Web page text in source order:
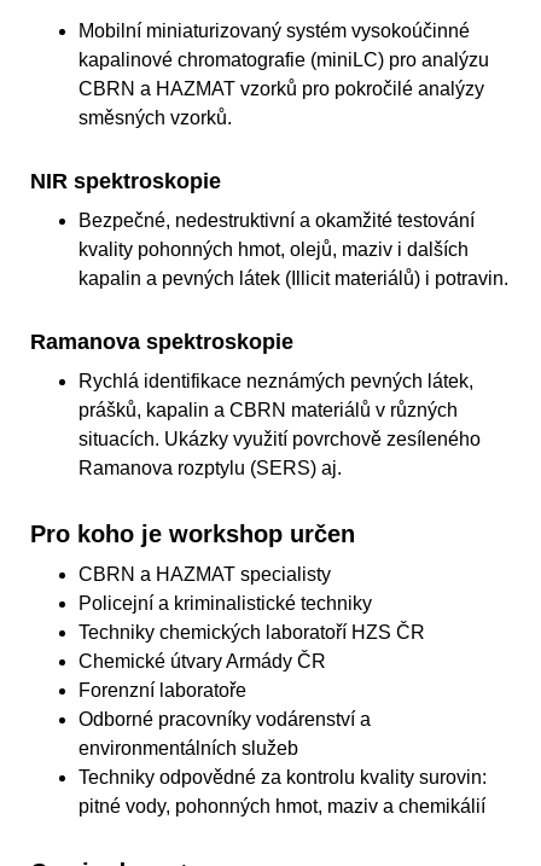
Mobilní miniaturizovaný systém vysokoúčinné
kapalinové chromatografie (miniLC) pro analýzu
CBRN a HAZMAT vzorků pro pokročilé analýzy
směsných vzorků.
NIR spektroskopie
Bezpečné, nedestruktivní a okamžité testování
kvality pohonných hmot, olejů, maziv i dalších
kapalin a pevných látek (Illicit materiálů) i potravin.
Ramanova spektroskopie
Rychlá identifikace neznámých pevných látek,
prášků, kapalin a CBRN materiálů v různých
situacích. Ukázky využití povrchově zesíleného
Ramanova rozptylu (SERS) aj.
Pro koho je workshop určen
CBRN a HAZMAT specialisty
Policejní a kriminalistické techniky
Techniky chemických laboratoří HZS ČR
Chemické útvary Armády ČR
Forenzní laboratoře
Odborné pracovníky vodárenství a
environmentálních služeb
Techniky odpovědné za kontrolu kvality surovin:
pitné vody, pohonných hmot, maziv a chemikálií